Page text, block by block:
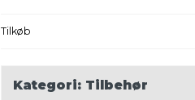
Tilkøb
Kategori: Tilbehør